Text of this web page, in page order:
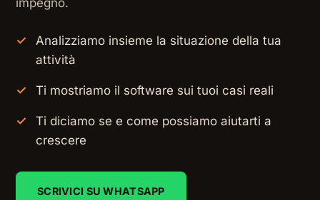
Analizziamo insieme la situazione della tua
attività
Ti mostriamo il software sui tuoi casi reali
Ti diciamo se e come possiamo aiutarti a
crescere
SCRIVICI SU WHATSAPP